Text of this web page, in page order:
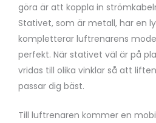
göra är att koppla in
Stativet, som är metall, har en
kompletterar luftrenarens
perfekt. När stativet väl är på
vridas till olika vinklar så att
passar dig bäst.
Till luftrenaren kommer en